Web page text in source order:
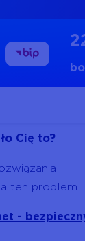
Cię to?
ten problem.
-